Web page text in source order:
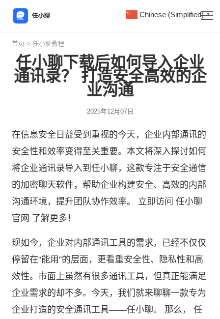
首页 > 任小聊教程
任小聊下载后如何导入企业
通讯录？ 打造安全高效的企
业沟通
2025年12月07日
在信息安全日益受到重视的今天，企业内部通讯的
安全性和效率变得至关重要。本文将深入探讨如何
将企业通讯录导入到任小聊，这款专注于安全通信
的加密聊天软件，帮助企业构建安全、高效的内部
沟通环境，提升团队协作效率。 立即访问 任小聊
官网 了解更多！
现如今，企业对内部通讯工具的需求，已经不仅仅
停留在“能用”的层面，更看重安全性、隐私性和高
效性。市面上虽然有很多通讯工具，但真正能满足
企业需求的却不多。今天，我们就来聊聊一款专为
企业打造的安全通讯工具——任小聊。 那么， 任
Chinese (Simplified) ▼